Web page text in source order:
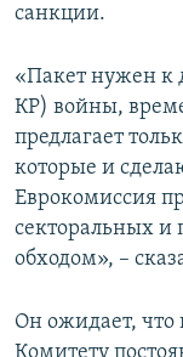
ELIFBE
Все сайты
санкции.
«Пакет нужен к
КР) войны,
предлагает
которые и
Еврокомиссия
секторальных и
обходом», –
Он ожидает, что